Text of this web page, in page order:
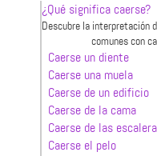
¿Qué significa caerse?
Descubre la interpretación
comunes con
Caerse un diente
Caerse una muela
Caerse de un edificio
Caerse de la cama
Caerse de las
Caerse el pelo